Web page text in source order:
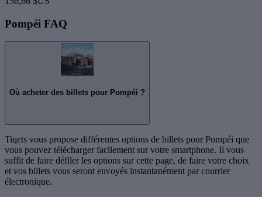
Pompéi FAQ
Où acheter des billets pour Pompéi ?
Tiqets vous propose différentes options de billets pour Pompéi que
vous pouvez télécharger facilement sur votre smartphone. Il vous
suffit de faire défiler les options sur cette page, de faire votre choix
et vos billets vous seront envoyés instantanément par courrier
électronique.